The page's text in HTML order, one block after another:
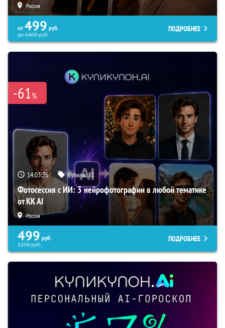
Россия
от 499 руб.
до6400руб.
ПОДРОБНЕЕ
-61%
14:03:25 Купили:81
Фотосессия с ИИ: 3 нейрофотографии в любой тематике
от KK AI
Россия
499 руб.
1290руб.
ПОДРОБНЕЕ